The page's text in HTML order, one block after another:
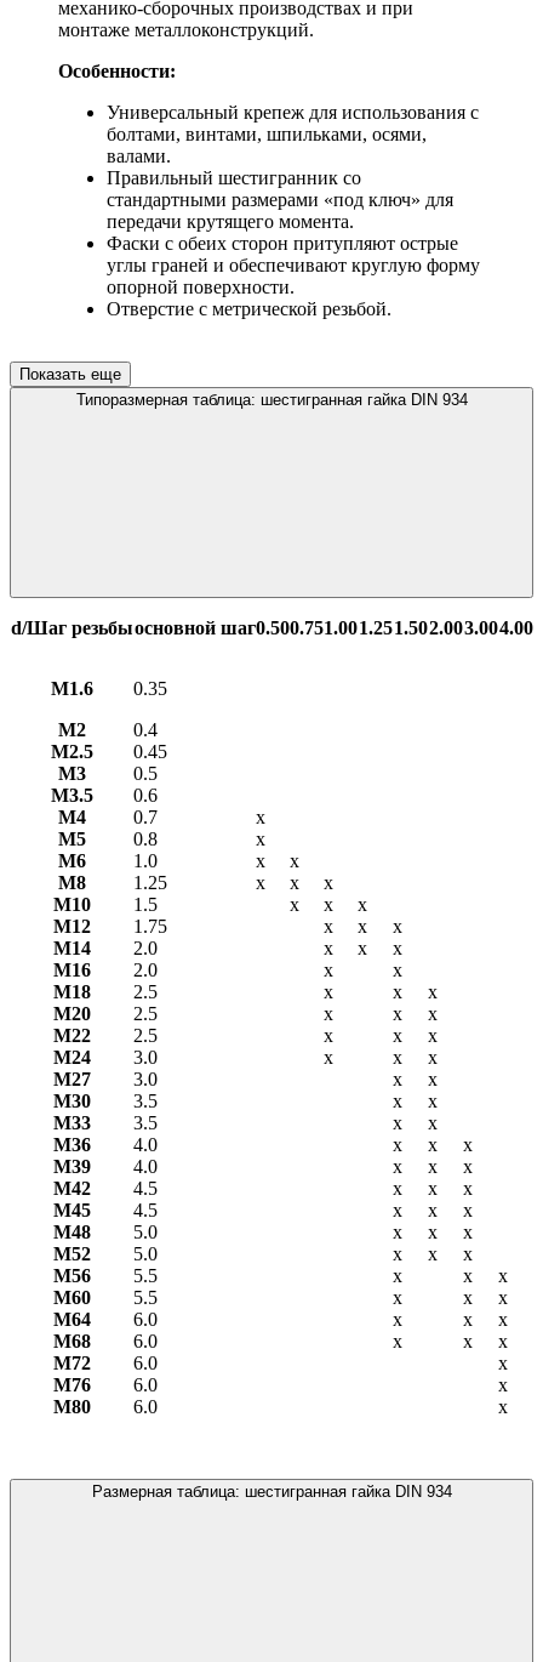
механико-сборочных производствах и при
монтаже металлоконструкций.
Особенности:
Универсальный крепеж для использования с
болтами, винтами, шпильками, осями,
валами.
Правильный шестигранник со
стандартными размерами «под ключ» для
передачи крутящего момента.
Фаски с обеих сторон притупляют острые
углы граней и обеспечивают круглую форму
опорной поверхности.
Отверстие с метрической резьбой.
Показать еще
Типоразмерная таблица: шестигранная гайка DIN 934
d/Шаг резьбыосновной шаг0.500.751.001.251.502.003.004.00
М1.6
0.35
М2
0.4
М2.5
0.45
М3
0.5
М3.5
0.6
М4
0.7
х
М5
0.8
х
М6
1.0 х
х
М8
1.25 х х
х
М10
1.5 х х
х
М12
1.75 х х
х
М14
2.0 х х
х
М16
2.0 х
х
М18
2.5 х х
х
М20
2.5 х х
х
М22
2.5 х х
х
М24
3.0 х х
х
М27
3.0 х
х
М30
3.5 х
х
М33
3.5 х
х
М36
4.0 х х
х
М39
4.0 х х
х
М42
4.5 х х
х
М45
4.5 х х
х
М48
5.0 х х
х
М52
5.0 х х
х
М56
5.5 х х
х
М60
5.5 х х
х
М64
6.0 х х
х
М68
6.0 х х
х
М72
6.0
х
М76
6.0
х
М80
6.0 х
Размерная таблица: шестигранная гайка DIN 934